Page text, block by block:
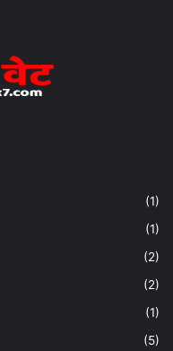
(1)
(1)
(2)
(2)
(1)
(5)